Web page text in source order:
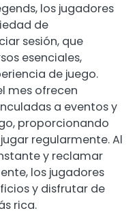
los jugadores
de
sesión, que
esenciales,
de juego.
mes ofrecen
a eventos y
proporcionando
regularmente. Al
y reclamar
los jugadores
y disfrutar de
rica.